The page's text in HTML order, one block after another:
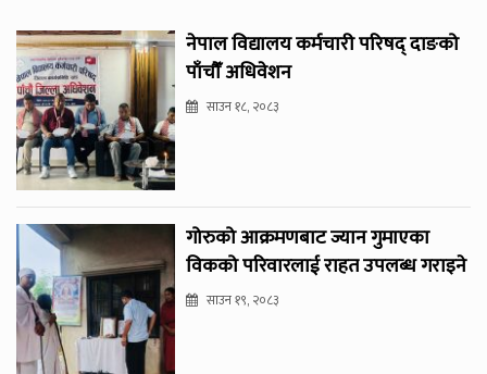
नेपाल विद्यालय कर्मचारी परिषद् दाङको
पाँचौँ अधिवेशन
साउन १८, २०८३
गोरुको आक्रमणबाट ज्यान गुमाएका
विकको परिवारलाई राहत उपलब्ध गराइने
साउन १९, २०८३